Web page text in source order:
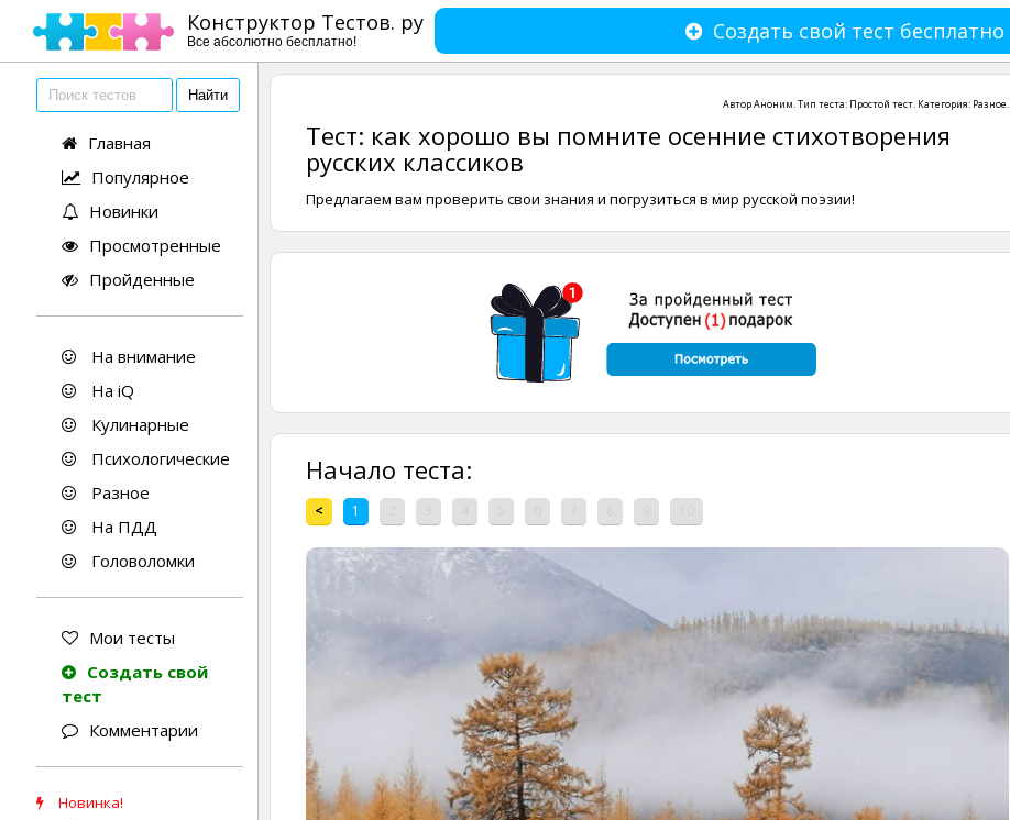
Конструктор Тестов. ру
Все абсолютно бесплатно! Создать свой тест бесплатно
Главная
Популярное
Новинки
Просмотренные
Пройденные
На внимание
На iQ
Кулинарные
Психологические
Разное
На ПДД
Головоломки
Мои тесты
Создать свой
тест
Комментарии
Новинка!
АвторАноним. Тип теста: Простой тест. Категория: Разное.
Тест: как хорошо вы помните осенние стихотворения
русских классиков
Предлагаем вам проверить свои знания и погрузиться в мир русской поэзии!
Начало теста:
< 1